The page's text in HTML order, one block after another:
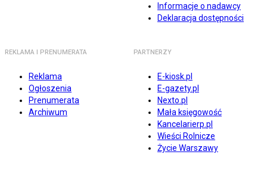
Informacje o nadawcy
Deklaracja dostępności
REKLAMA I PRENUMERATA
Reklama
Ogłoszenia
Prenumerata
Archiwum
PARTNERZY
E-kiosk.pl
E-gazety.pl
Nexto.pl
Mała księgowość
Kancelarierp.pl
Wieści Rolnicze
Życie Warszawy